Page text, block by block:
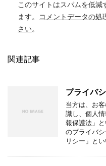
このサイトはスパムを低
ます。
コメントデータの処
さい。
関連記事
プライバ
当方は、お
識し、個人
報保護法」
のプライバ
リシー」と